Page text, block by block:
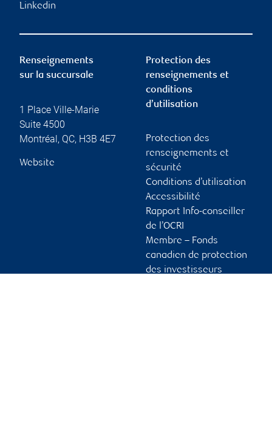
Linkedin
Renseignements
sur la succursale
1 Place Ville-Marie
Suite 4500
Montréal, QC, H3B 4E7
Website
Protection des
renseignements et
conditions
d’utilisation
Protection des
renseignements et
sécurité
Conditions d’utilisation
Accessibilité
Rapport Info-conseiller
de l’OCRI
Membre – Fonds
canadien de protection
des investisseurs